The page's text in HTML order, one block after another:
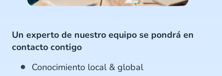
Un experto de nuestro equipo se pondrá en
contacto contigo
Conocimiento local & global